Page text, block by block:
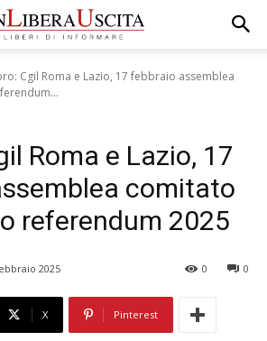
Cgil Roma e Lazio, 17 febbraio assemblea
Roma e Lazio, 17
comitato
referendum 2025
2025 0
0
X Pinterest